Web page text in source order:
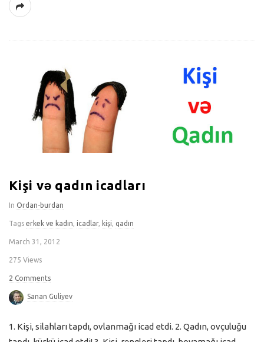
Kişi və qadın icadları
In Ordan-burdan
Tags erkek ve kadın, icadlar, kişi, qadın
March 31, 2012
275 Views
2 Comments
Sanan Guliyev
1. Kişi, silahları tapdı, ovlanmağı icad etdi. 2. Qadın, ovçuluğu